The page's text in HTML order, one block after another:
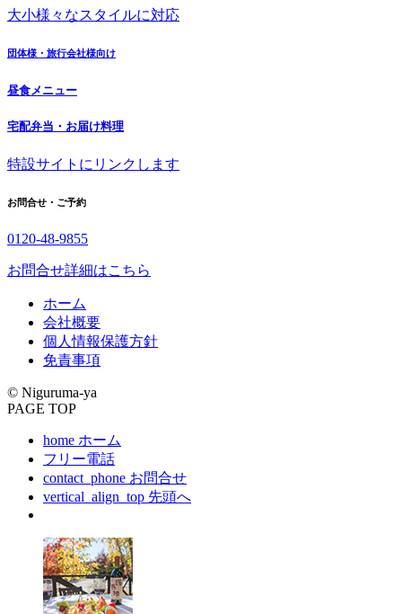
大小様々なスタイルに対応
団体様・旅行会社様向け
昼食メニュー
宅配弁当・お届け料理
特設サイトにリンクします
お問合せ・ご予約
0120-48-9855
お問合せ詳細はこちら
ホーム
会社概要
個人情報保護方針
免責事項
© Niguruma-ya
PAGE TOP
home ホーム
フリー電話
contact_phone お問合せ
vertical_align_top 先頭へ